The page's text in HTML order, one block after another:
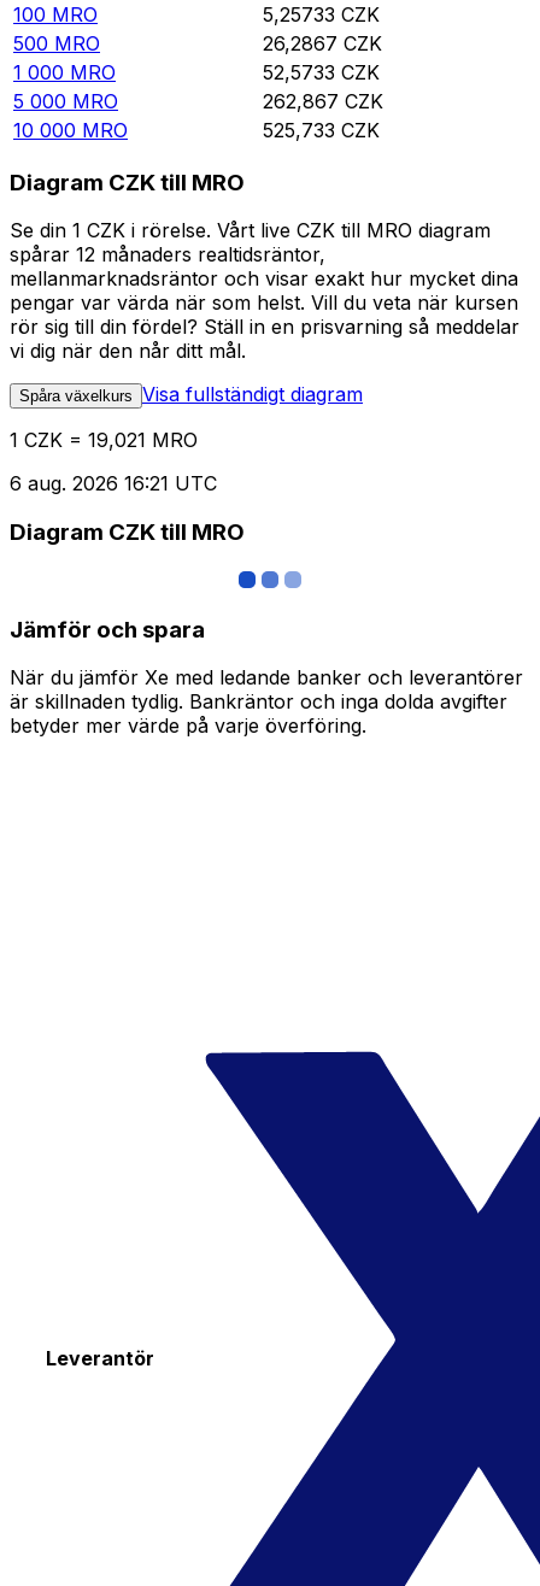
100 MRO 5,25733 CZK
500 MRO 26,2867 CZK
1 000 MRO 52,5733 CZK
5 000 MRO 262,867 CZK
10 000 MRO 525,733 CZK
Diagram CZK till MRO
Se din 1 CZK i rörelse. Vårt live CZK till MRO diagram
spårar 12 månaders realtidsräntor,
mellanmarknadsräntor och visar exakt hur mycket dina
pengar var värda när som helst. Vill du veta när kursen
rör sig till din fördel? Ställ in en prisvarning så meddelar
vi dig när den når ditt mål.
Spåra växelkurs Visa fullständigt diagram
1 CZK = 19,021 MRO
6 aug. 2026 16:21 UTC
Diagram CZK till MRO
Jämför och spara
När du jämför Xe med ledande banker och leverantörer
är skillnaden tydlig. Bankräntor och inga dolda avgifter
betyder mer värde på varje överföring.
Leverantör